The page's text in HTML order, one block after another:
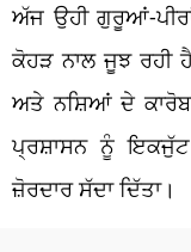
ਅੱਜ ਉਹੀ ਗੁਰੂਆਂ-
ਕੋਹੜ ਨਾਲ ਜੂਝ ਰਹੀ
ਅਤੇ ਨਸ਼ਿਆਂ ਦੇ
ਪ੍ਰਸ਼ਾਸਨ ਨੂੰ
ਜ਼ੋਰਦਾਰ ਸੱਦਾ ਦਿੱਤਾ।